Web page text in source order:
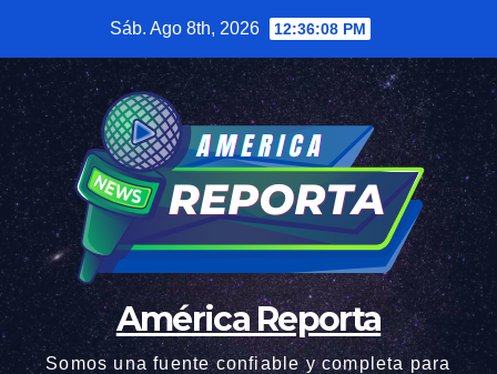
contenido
Sáb. Ago 8th, 2026 12:36:09 PM
América Reporta
Somos una fuente confiable y completa para